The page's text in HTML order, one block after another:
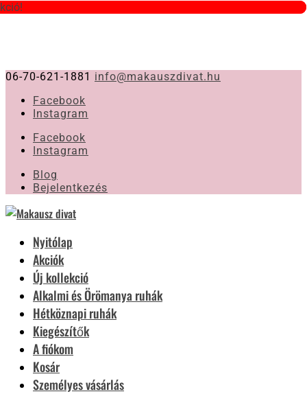
06-70-621-1881 info@makauszdivat.hu
Facebook
Instagram
Facebook
Instagram
Blog
Bejelentkezés
Nyitólap
Akciók
Új kollekció
Alkalmi és Örömanya ruhák
Hétköznapi ruhák
Kiegészítők
A fiókom
Kosár
Személyes vásárlás